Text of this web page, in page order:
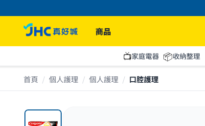
商品
📺家庭電器 📦收納整理
首頁 / 個人護理 / 個人護理 / 口腔護理